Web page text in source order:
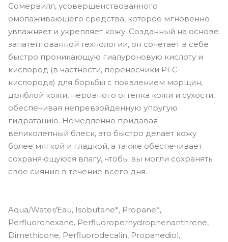
Сомервилл, усовершенствованного
омолаживающего средства, которое мгновенно
увлажняет и укрепляет кожу. Созданный на основе
запатентованной технологии, он сочетает в себе
быстро проникающую гиалуроновую кислоту и
кислород (в частности, переносчики PFC-
кислорода) для борьбы с появлением морщин,
дряблой кожи, неровного оттенка кожи и сухости,
обеспечивая непревзойденную упругую
гидратацию. Немедленно придавая
великолепный блеск, это быстро делает кожу
более мягкой и гладкой, а также обеспечивает
сохраняющуюся влагу, чтобы вы могли сохранять
свое сияние в течение всего дня.
Aqua/Water/Eau, Isobutane*, Propane*,
Perfluorohexane, Perfluoroperhydrophenanthrene,
Dimethicone, Perfluorodecalin, Propanediol,